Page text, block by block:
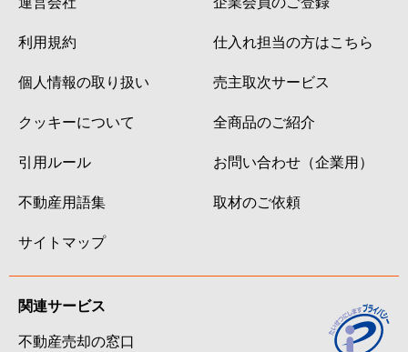
利用規約
個人情報の取り扱い
クッキーについて
引用ルール
不動産用語集
サイトマップ
仕入れ担当の方はこちら
売主取次サービス
全商品のご紹介
お問い合わせ（企業用）
取材のご依頼
関連サービス
不動産売却の窓口